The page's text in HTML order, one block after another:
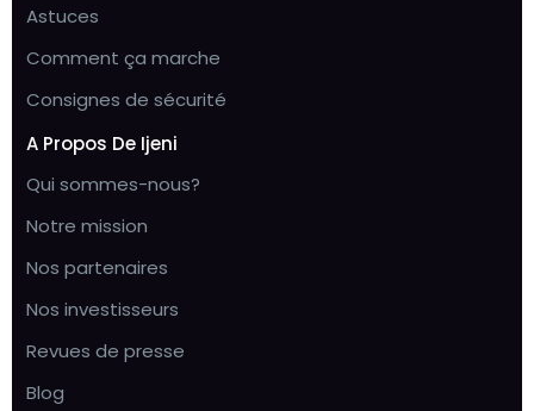
Astuces
Comment ça marche
Consignes de sécurité
A Propos De Ijeni
Qui sommes-nous?
Notre mission
Nos partenaires
Nos investisseurs
Revues de presse
Blog